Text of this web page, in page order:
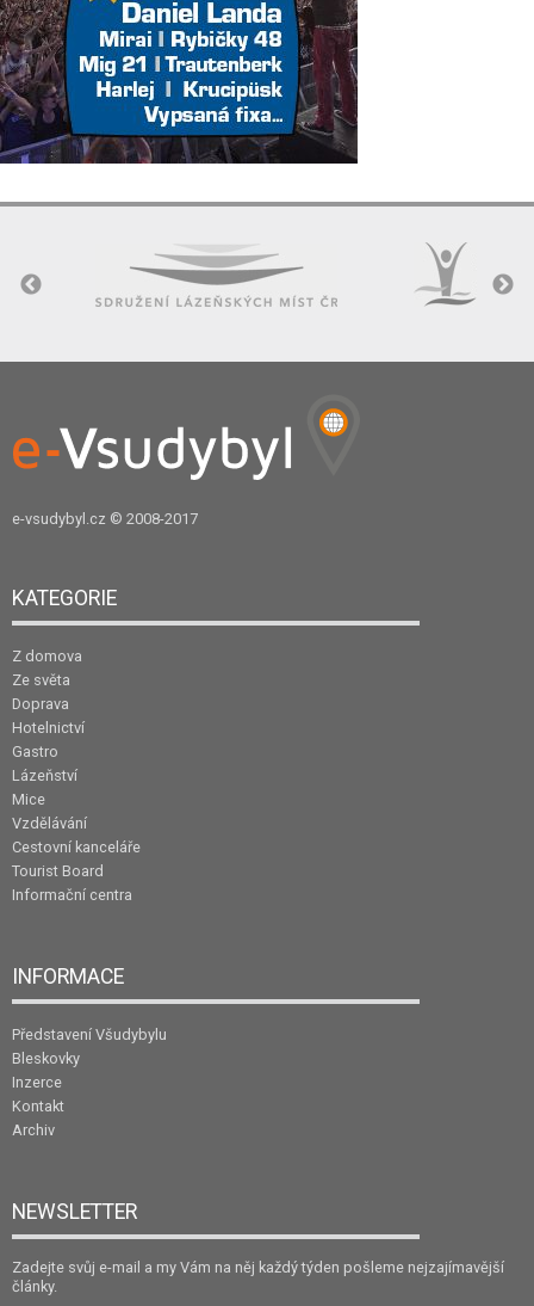
e-vsudybyl.cz © 2008-2017
KATEGORIE
Z domova
Ze světa
Doprava
Hotelnictví
Gastro
Lázeňství
Mice
Vzdělávání
Cestovní kanceláře
Tourist Board
Informační centra
INFORMACE
Představení Všudybylu
Bleskovky
Inzerce
Kontakt
Archiv
NEWSLETTER
Zadejte svůj e-mail a my Vám na něj každý týden pošleme nejzajímavější
články.